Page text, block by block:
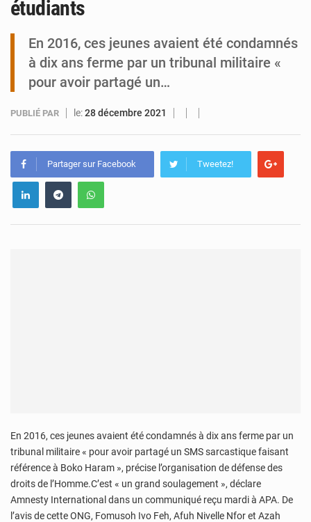
étudiants
En 2016, ces jeunes avaient été condamnés
à dix ans ferme par un tribunal militaire «
pour avoir partagé un…
PUBLIÉ PAR le:28 décembre 2021
Partager sur Facebook Tweetez!
En 2016, ces jeunes avaient été condamnés à dix ans ferme par un
tribunal militaire « pour avoir partagé un SMS sarcastique faisant
référence à Boko Haram », précise l’organisation de défense des
droits de l’Homme.C’est « un grand soulagement », déclare
Amnesty International dans un communiqué reçu mardi à APA. De
l’avis de cette ONG, Fomusoh Ivo Feh, Afuh Nivelle Nfor et Azah